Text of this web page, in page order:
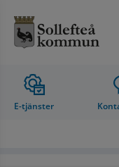
E-tjänster